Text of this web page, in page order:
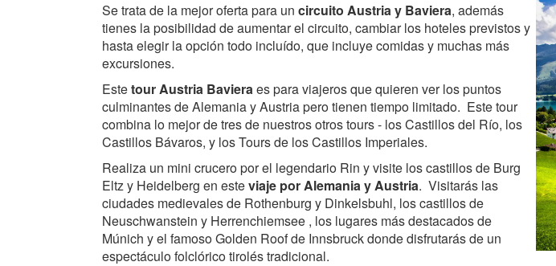
Se trata de la mejor oferta para un circuito Austria y Baviera, además
tienes la posibilidad de aumentar el circuito, cambiar los hoteles previstos y
hasta elegir la opción todo incluído, que incluye comidas y muchas más
excursiones.
Estetour Austria Bavieraes para viajeros que quieren ver los puntos
culminantes de Alemania y Austria pero tienen tiempo limitado. Este tour
combina lo mejor de tres de nuestros otros tours - los Castillos del Río, los
Castillos Bávaros, y los Tours de los Castillos Imperiales.
Realiza un mini crucero por el legendario Rin y visite los castillos de Burg
Eltz y Heidelberg en esteviaje por Alemania y Austria. Visitarás las
ciudades medievales de Rothenburg y Dinkelsbuhl, los castillos de
Neuschwanstein y Herrenchiemsee , los lugares más destacados de
Múnich y el famoso Golden Roof de Innsbruck donde disfrutarás de un
espectáculo folclórico tirolés tradicional.